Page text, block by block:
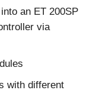
an ET 200SP
via
with different